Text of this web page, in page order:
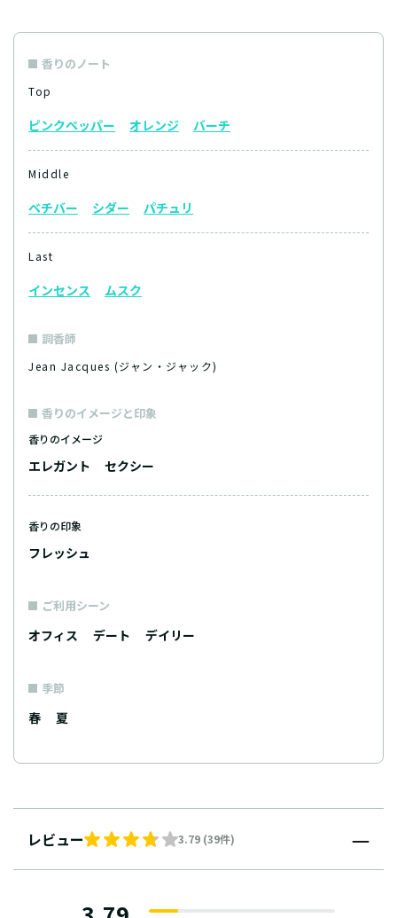
香りのノート
Top
ピンクペッパー オレンジ バーチ
Middle
ベチバー シダー パチュリ
Last
インセンス ムスク
調香師
Jean Jacques (ジャン・ジャック)
香りのイメージと印象
香りのイメージ
エレガント セクシー
香りの印象
フレッシュ
ご利用シーン
オフィス デート デイリー
季節
春 夏
レビュー 3.79 (39件)